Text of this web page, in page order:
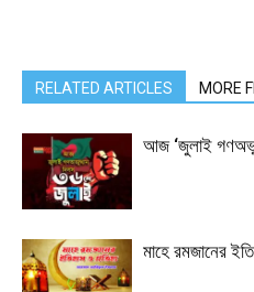
RELATED ARTICLES MORE
আজ ‘জুলাই
মাহে রমজানের